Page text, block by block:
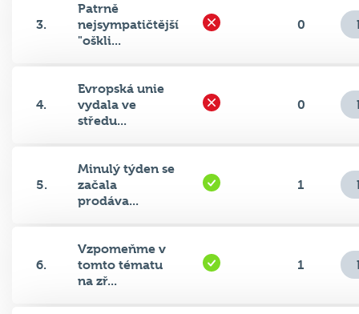
3.
Patrně
nejsympatičtější
"oškli...
0
4.
Evropská unie
vydala ve
středu...
0
5.
Minulý týden se
začala
prodáva...
1
6.
Vzpomeňme v
tomto tématu
na zř...
1